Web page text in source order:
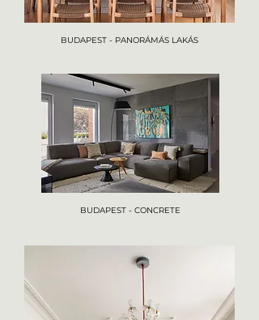
BUDAPEST - PANORÁMÁS LAKÁS
BUDAPEST - CONCRETE